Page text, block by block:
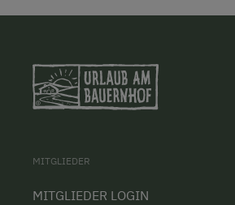
MITGLIEDER
MITGLIEDER LOGIN